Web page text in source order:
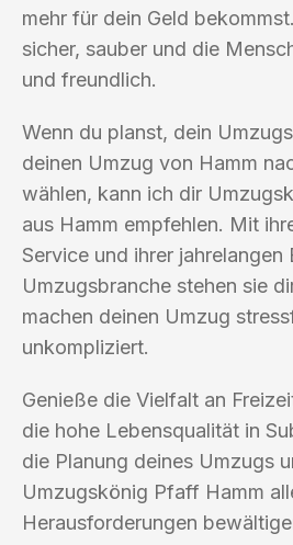
mehr für dein Geld
sicher, sauber und die
und freundlich.
Wenn du planst, dein
deinen Umzug von Hamm
wählen, kann ich dir
aus Hamm empfehlen. Mit
Service und ihrer jahrelangen
Umzugsbranche stehen sie
machen deinen Umzug
unkompliziert.
Genieße die Vielfalt an
die hohe Lebensqualität in
die Planung deines Umzugs
Umzugskönig Pfaff Hamm
Herausforderungen